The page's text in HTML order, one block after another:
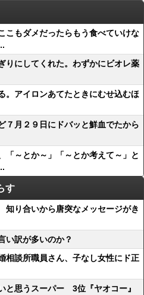
こもダメだったらもう食べていけな
りにしてくれた。わずかにビオレ薬
。アイロンあてたときにむせ込むほ
７月２９日にドバッと鮮血でたから
「～とか～」「～とか考えて～」と
す
知り合いから唐突なメッセージがき
い訳が多いのか？
相談所職員さん、子なし女性にド正
と思うスーパー 3位『ヤオコー』